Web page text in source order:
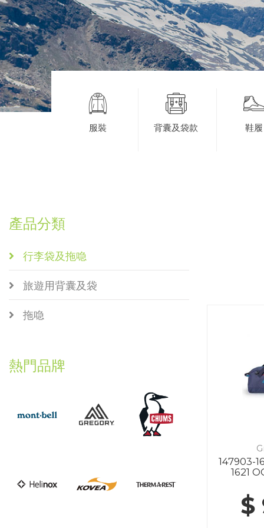
服裝 背囊及袋款 鞋履
147903-
1621
$
產品分類
行李袋及拖喼
旅遊用背囊及袋
拖喼
熱門品牌